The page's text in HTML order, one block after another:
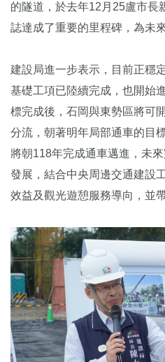
的隧道，於去年12月25盧市長
誌達成了重要的里程碑，為未
建設局進一步表示，目前正穩
基礎工項已陸續完成，也開始
標完成後，石岡與東勢區將可
分流，朝著明年局部通車的目
將朝118年完成通車邁進，未
發展，結合中央周邊交通建設
效益及觀光遊憩服務導向，並